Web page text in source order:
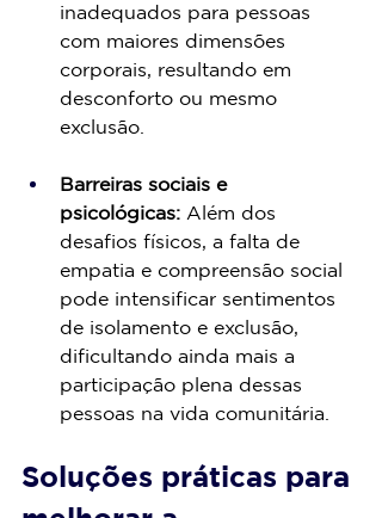
inadequados para pessoas
com maiores dimensões
corporais, resultando em
desconforto ou mesmo
exclusão.
Barreiras sociais e
psicológicas: Além dos
desafios físicos, a falta de
empatia e compreensão social
pode intensificar sentimentos
de isolamento e exclusão,
dificultando ainda mais a
participação plena dessas
pessoas na vida comunitária.
Soluções práticas para